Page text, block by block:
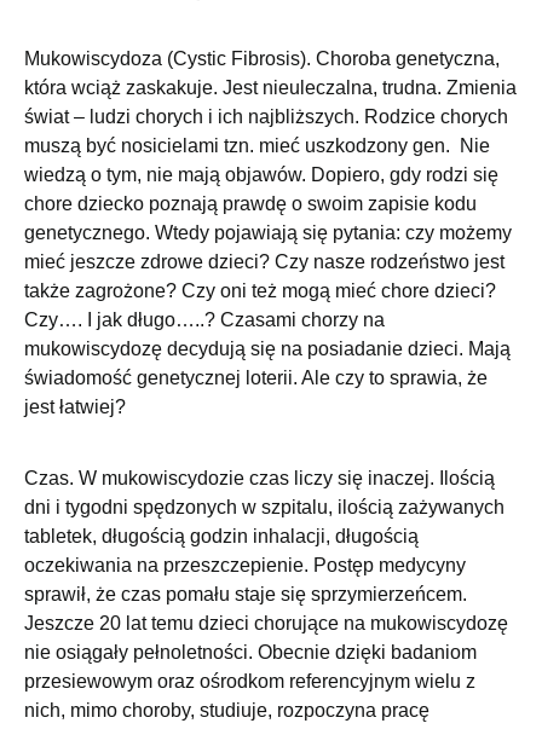
Mukowiscydoza (Cystic Fibrosis). Choroba genetyczna,
która wciąż zaskakuje. Jest nieuleczalna, trudna. Zmienia
świat – ludzi chorych i ich najbliższych. Rodzice chorych
muszą być nosicielami tzn. mieć uszkodzony gen. Nie
wiedzą o tym, nie mają objawów. Dopiero, gdy rodzi się
chore dziecko poznają prawdę o swoim zapisie kodu
genetycznego. Wtedy pojawiają się pytania: czy możemy
mieć jeszcze zdrowe dzieci? Czy nasze rodzeństwo jest
także zagrożone? Czy oni też mogą mieć chore dzieci?
Czy…. I jak długo…..? Czasami chorzy na
mukowiscydozę decydują się na posiadanie dzieci. Mają
świadomość genetycznej loterii. Ale czy to sprawia, że
jest łatwiej?
Czas. W mukowiscydozie czas liczy się inaczej. Ilością
dni i tygodni spędzonych w szpitalu, ilością zażywanych
tabletek, długością godzin inhalacji, długością
oczekiwania na przeszczepienie. Postęp medycyny
sprawił, że czas pomału staje się sprzymierzeńcem.
Jeszcze 20 lat temu dzieci chorujące na mukowiscydozę
nie osiągały pełnoletności. Obecnie dzięki badaniom
przesiewowym oraz ośrodkom referencyjnym wielu z
nich, mimo choroby, studiuje, rozpoczyna pracę